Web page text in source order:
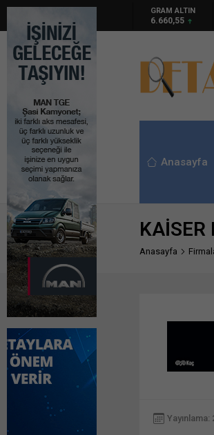
GRAM ALTIN
6.660,55
Anasayfa
KAİSER
Anasayfa
Yayınlama: